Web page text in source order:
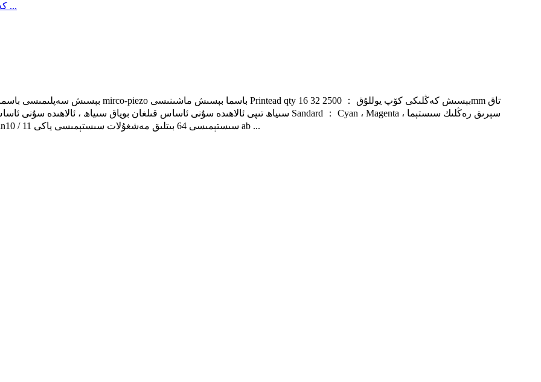
كەسپىي RIP سىستېمىسى ، كەسپىي باسما sy غولى ، Win10 / 11 سىستېمىسى 64 بىتلىق مەشغۇلات سىستېمىسى ياكى ab ...